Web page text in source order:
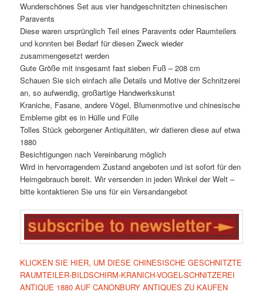
Wunderschönes Set aus vier handgeschnitzten chinesischen
Paravents
Diese waren ursprünglich Teil eines Paravents oder Raumteilers
und konnten bei Bedarf für diesen Zweck wieder
zusammengesetzt werden
Gute Größe mit insgesamt fast sieben Fuß – 208 cm
Schauen Sie sich einfach alle Details und Motive der Schnitzerei
an, so aufwendig, großartige Handwerkskunst
Kraniche, Fasane, andere Vögel, Blumenmotive und chinesische
Embleme gibt es in Hülle und Fülle
Tolles Stück geborgener Antiquitäten, wir datieren diese auf etwa
1880
Besichtigungen nach Vereinbarung möglich
Wird in hervorragendem Zustand angeboten und ist sofort für den
Heimgebrauch bereit. Wir versenden in jeden Winkel der Welt –
bitte kontaktieren Sie uns für ein Versandangebot
KLICKEN SIE HIER, UM DIESE CHINESISCHE GESCHNITZTE
RAUMTEILER-BILDSCHIRM-KRANICH-VOGEL-SCHNITZEREI
ANTIQUE 1880 AUF CANONBURY ANTIQUES ZU KAUFEN